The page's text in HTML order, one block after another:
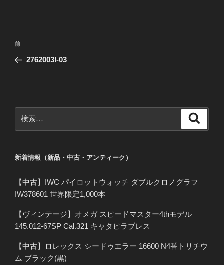
投
ナ
ー
シ
前
の
前
2762003l-03
索:
新着情報（新品・中古・アンティーク）
【中古】IWC パイロットウォッチ ダブルクロノグラフ
IW378601 世界限定1,000本
【ヴィンテージ】オメガ スピードマスター4thモデル
145.012-67SP Cal.321 キャタピラブレス
【中古】ロレックス シードゥエラー 16600 N4番トリチウ
ム ブラック(黒)